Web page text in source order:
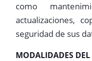
como
actualizaciones,
seguridad de sus
MODALIDADES DEL